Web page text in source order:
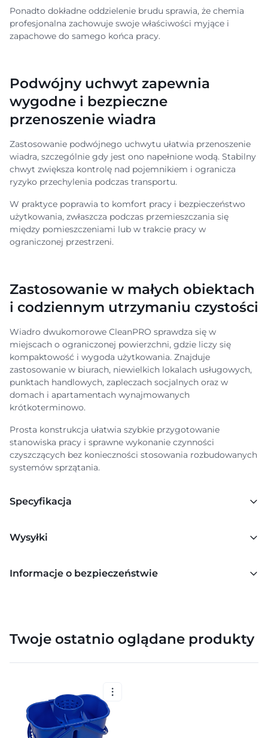
Ponadto dokładne oddzielenie brudu sprawia, że chemia
profesjonalna zachowuje swoje właściwości myjące i
zapachowe do samego końca pracy.
Podwójny uchwyt zapewnia
wygodne i bezpieczne
przenoszenie wiadra
Zastosowanie podwójnego uchwytu ułatwia przenoszenie
wiadra, szczególnie gdy jest ono napełnione wodą. Stabilny
chwyt zwiększa kontrolę nad pojemnikiem i ogranicza
ryzyko przechylenia podczas transportu.
W praktyce poprawia to komfort pracy i bezpieczeństwo
użytkowania, zwłaszcza podczas przemieszczania się
między pomieszczeniami lub w trakcie pracy w
ograniczonej przestrzeni.
Zastosowanie w małych obiektach
i codziennym utrzymaniu czystości
Wiadro dwukomorowe CleanPRO sprawdza się w
miejscach o ograniczonej powierzchni, gdzie liczy się
kompaktowość i wygoda użytkowania. Znajduje
zastosowanie w biurach, niewielkich lokalach usługowych,
punktach handlowych, zapleczach socjalnych oraz w
domach i apartamentach wynajmowanych
krótkoterminowo.
Prosta konstrukcja ułatwia szybkie przygotowanie
stanowiska pracy i sprawne wykonanie czynności
czyszczących bez konieczności stosowania rozbudowanych
systemów sprzątania.
Specyfikacja
Wysyłki
Informacje o bezpieczeństwie
Twoje ostatnio oglądane produkty